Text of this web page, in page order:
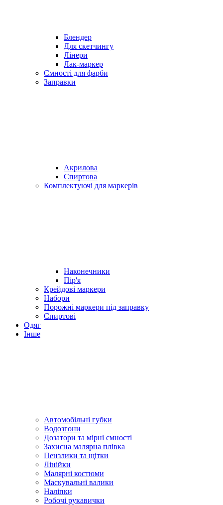
Блендер
Для скетчингу
Лінери
Лак-маркер
Ємності для фарби
Заправки
Акрилова
Спиртова
Комплектуючі для маркерів
Наконечники
Пір'я
Крейдові маркери
Набори
Порожні маркери під заправку
Спиртові
Одяг
Інше
Автомобільні губки
Водозгони
Дозатори та мірні ємності
Захисна малярна плівка
Пензлики та щітки
Лінійки
Малярні костюми
Маскувальні валики
Наліпки
Робочі рукавички